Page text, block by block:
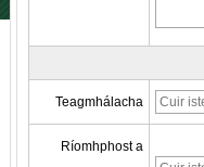
Teagmhálacha
Ríomhphost a